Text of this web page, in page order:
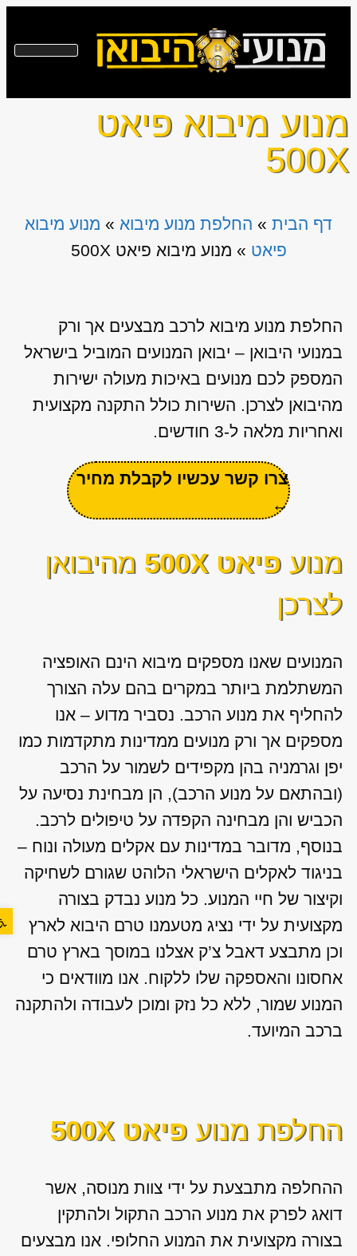
פתח
מנוע מיבוא פיאט
500X
דף הבית»החלפת מנוע מיבוא»מנוע מיבוא
פיאט»מנוע מיבוא פיאט 500X
החלפת מנוע מיבוא לרכב מבצעים אך ורק
במנועי היבואן – יבואן המנועים המוביל בישראל
המספק לכם מנועים באיכות מעולה ישירות
מהיבואן לצרכן. השירות כולל התקנה מקצועית
ואחריות מלאה ל-3 חודשים.
צרו קשר עכשיו לקבלת מחיר
←
מנוע פיאט 500X
מהיבואן
לצרכן
המנועים שאנו מספקים מיבוא הינם האופציה
המשתלמת ביותר במקרים בהם עלה הצורך
להחליף את מנוע הרכב. נסביר מדוע – אנו
מספקים אך ורק מנועים ממדינות מתקדמות כמו
יפן וגרמניה בהן מקפידים לשמור על הרכב
(ובהתאם על מנוע הרכב), הן מבחינת נסיעה על
הכביש והן מבחינה הקפדה על טיפולים לרכב.
בנוסף, מדובר במדינות עם אקלים מעולה ונוח –
בניגוד לאקלים הישראלי הלוהט שגורם לשחיקה
וקיצור של חיי המנוע. כל מנוע נבדק בצורה
מקצועית על ידי נציג מטעמנו טרם היבוא לארץ
וכן מתבצע דאבל צ’ק אצלנו במוסך בארץ טרם
אחסונו והאספקה שלו ללקוח. אנו מוודאים כי
המנוע שמור, ללא כל נזק ומוכן לעבודה ולהתקנה
ברכב המיועד.
החלפת מנוע פיאט 500X
ההחלפה מתבצעת על ידי צוות מנוסה, אשר
דואג לפרק את מנוע הרכב התקול ולהתקין
בצורה מקצועית את המנוע החלופי. אנו מבצעים